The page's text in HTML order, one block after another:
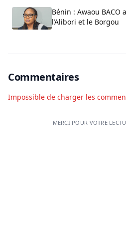
Bénin : Awaou BACO
l’Alibori et le Borgou
Commentaires
Impossible de charger les
MERCI POUR VOTRE